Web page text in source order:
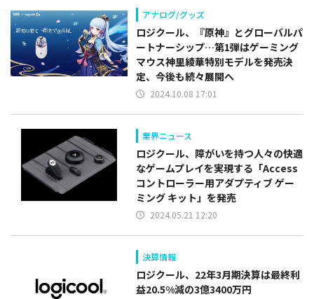
アナログ/グッズ
ロジクール、『原神』とグローバルパ
ートナーシップ…第1弾はゲーミング
マウス神里綾華特別モデルを発売決
定、今後も続々展開へ
2024.10.08 17:01
業界ニュース
ロジクール、障がいを持つ人々の快適
なゲームプレイを実現する「Access
コントローラー用アダプティブ ゲー
ミング キット」を発売
2024.05.21 12:20
決算情報
ロジクール、22年3月期決算は最終利
益20.5%減の3億3400万円